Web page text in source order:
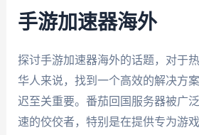
手游加速器海外
探讨手游加速器海外的话题，对于
华人来说，找到一个高效的解决方
迟至关重要。番茄回国服务器被广
速的佼佼者，特别是在提供专为游